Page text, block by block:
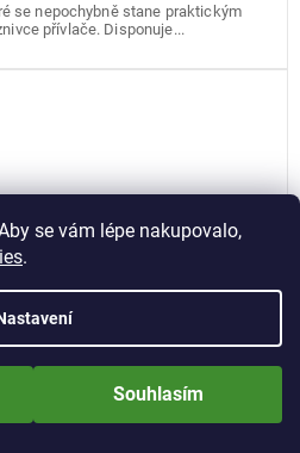
se vám lépe nakupovalo,
.
Souhlasím
slevu 5% hned po prvním
jíž zlevněné zboží! Přejeme Vám
se nepochybně stane praktickým
přívlače. Disponuje...